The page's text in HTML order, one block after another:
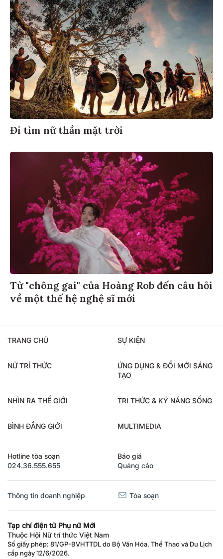
Đi tìm nữ thần mặt trời
Từ "chông gai" của Hoàng Rob đến câu hỏi
về một thế hệ nghệ sĩ mới
TRANG CHỦ SỰ KIỆN
NỮ TRÍ THỨC
ỨNG DỤNG & ĐỔI MỚI SÁNG
TẠO
NHÌN RA THẾ GIỚI TRI THỨC & KỸ NĂNG SỐNG
BÌNH ĐẲNG GIỚI MULTIMEDIA
Hotline tòa soạn
024.36.555.655
Báo giá
Quảng cáo
Thông tin doanh nghiệp Tòa soạn
Tạp chí điện tử Phụ nữ Mới
Thuộc Hội Nữ trí thức Việt Nam
Số giấy phép: 81/GP-BVHTTDL do Bộ Văn Hóa, Thể Thao và Du Lịch
cấp ngày 12/6/2026.